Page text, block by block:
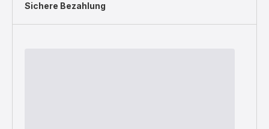
Sichere Bezahlung